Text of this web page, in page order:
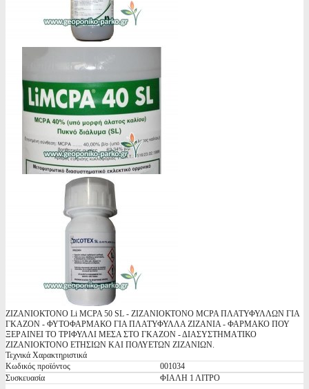
ΖΙΖΑΝΙΟΚΤΟΝΟ Li MCPA 50 SL - ΖΙΖΑΝΙΟΚΤΟΝΟ MCPA ΠΛΑΤΥΦΥΛΛΩΝ ΓΙΑ
ΓΚΑΖΟΝ - ΦΥΤΟΦΑΡΜΑΚΟ ΓΙΑ ΠΛΑΤΥΦΥΛΛΑ ΖΙΖΑΝΙΑ - ΦΑΡΜΑΚΟ ΠΟΥ
ΞΕΡAIΝΕΙ ΤΟ ΤΡΙΦΥΛΛΙ ΜΕΣΑ ΣΤΟ ΓΚΑΖΟΝ - ΔΙΑΣΥΣΤΗΜAΤΙΚΟ
ΖΙΖΑΝΙΟΚΤΟΝΟ ΕΤΗΣΙΩΝ ΚΑΙ ΠΟΛΥΕΤΩΝ ΖΙΖΑΝΙΩΝ.
Τεχνικά Χαρακτηριστικά
Κωδικός προϊόντος
001034
Συσκευασία
ΦΙΑΛΗ 1 ΛΙΤΡΟ